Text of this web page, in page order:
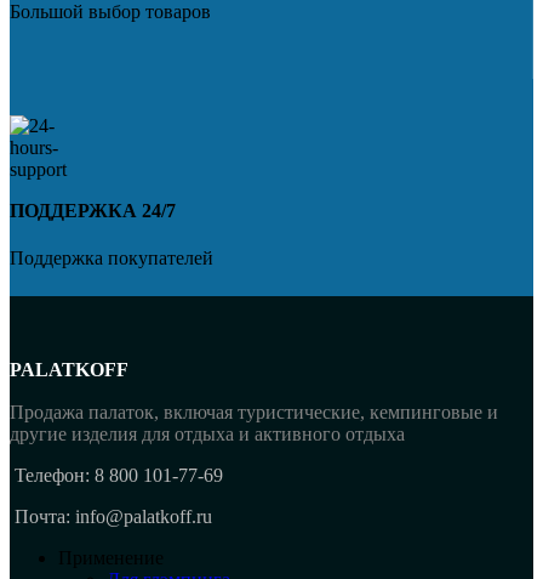
Большой выбор товаров
ПОДДЕРЖКА 24/7
Поддержка покупателей
PALATKOFF
Продажа палаток, включая туристические, кемпинговые и
другие изделия для отдыха и активного отдыха
Телефон: 8 800 101-77-69
Почта: info@palatkoff.ru
Применение